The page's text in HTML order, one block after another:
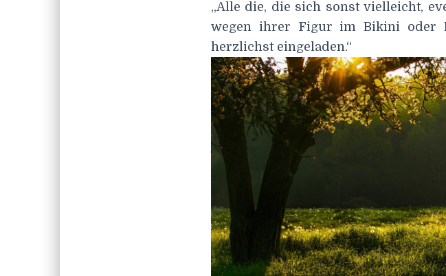
„Alle die, die sich sonst vielleicht,
wegen ihrer Figur im Bikini oder
herzlichst eingeladen.“